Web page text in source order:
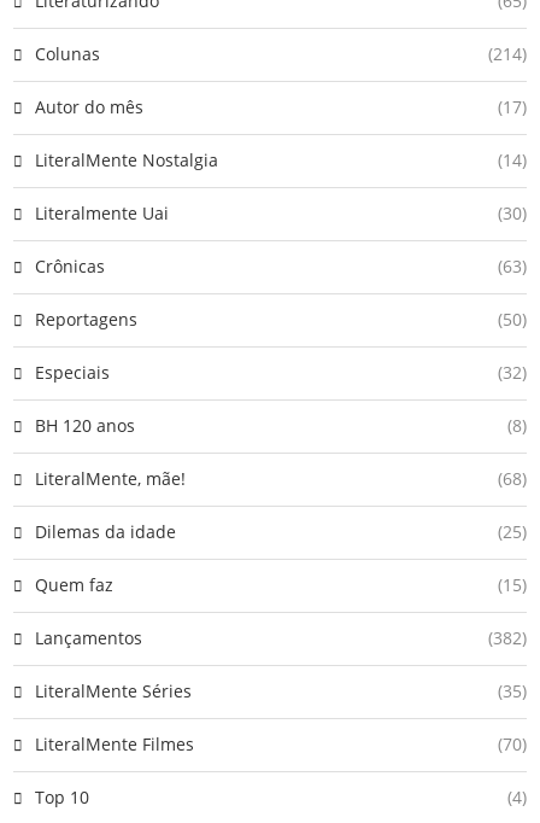
Colunas (214)
Autor do mês (17)
LiteralMente Nostalgia (14)
Literalmente Uai (30)
Crônicas (63)
Reportagens (50)
Especiais (32)
BH 120 anos (8)
LiteralMente, mãe! (68)
Dilemas da idade (25)
Quem faz (15)
Lançamentos (382)
LiteralMente Séries (35)
LiteralMente Filmes (70)
Top 10 (4)